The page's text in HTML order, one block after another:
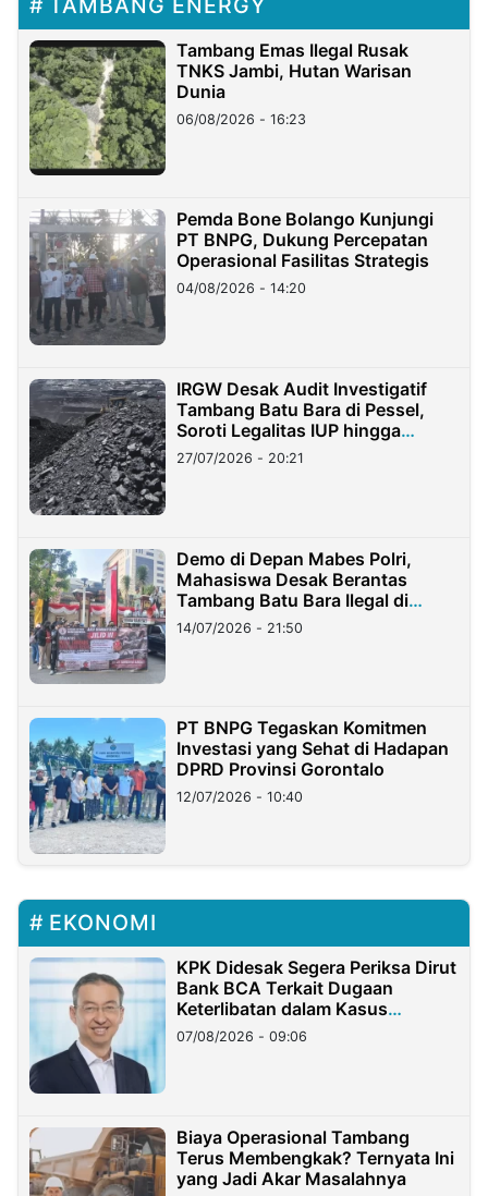
Tambang Emas Ilegal Rusak
TNKS Jambi, Hutan Warisan
Dunia
06/08/2026 - 16:23
Pemda Bone Bolango Kunjungi
PT BNPG, Dukung Percepatan
Operasional Fasilitas Strategis
04/08/2026 - 14:20
IRGW Desak Audit Investigatif
Tambang Batu Bara di Pessel,
Soroti Legalitas IUP hingga
Stockpile
27/07/2026 - 20:21
Demo di Depan Mabes Polri,
Mahasiswa Desak Berantas
Tambang Batu Bara Ilegal di
Lampung
14/07/2026 - 21:50
PT BNPG Tegaskan Komitmen
Investasi yang Sehat di Hadapan
DPRD Provinsi Gorontalo
12/07/2026 - 10:40
EKONOMI
KPK Didesak Segera Periksa Dirut
Bank BCA Terkait Dugaan
Keterlibatan dalam Kasus
Hilangnya Dana Nasabah Rp2,58
Miliar
07/08/2026 - 09:06
Biaya Operasional Tambang
Terus Membengkak? Ternyata Ini
yang Jadi Akar Masalahnya